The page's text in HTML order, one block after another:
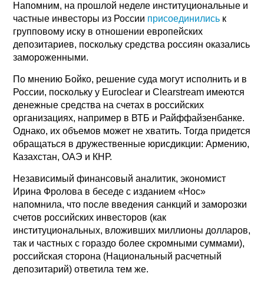
Напомним, на прошлой неделе институциональные и
частные инвесторы из России присоединились к
групповому иску в отношении европейских
депозитариев, поскольку средства россиян оказались
замороженными.
По мнению Бойко, решение суда могут исполнить и в
России, поскольку у Euroclear и Clearstream имеются
денежные средства на счетах в российских
организациях, например в ВТБ и Райффайзенбанке.
Однако, их объемов может не хватить. Тогда придется
обращаться в дружественные юрисдикции: Армению,
Казахстан, ОАЭ и КНР.
Независимый финансовый аналитик, экономист
Ирина Фролова в беседе с изданием «Нос»
напомнила, что после введения санкций и заморозки
счетов российских инвесторов (как
институциональных, вложивших миллионы долларов,
так и частных с гораздо более скромными суммами),
российская сторона (Национальный расчетный
депозитарий) ответила тем же.